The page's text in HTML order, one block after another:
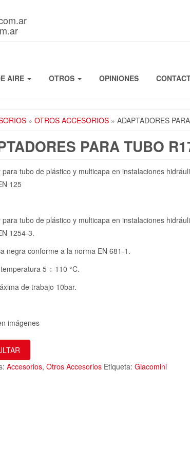
AIRE OTROS OPINIONES
» OTROS ACCESORIOS » ADAPTADORES
PARA TUBO
para tubo de plástico y multicapa en instalaciones
125
para tubo de plástico y multicapa en instalaciones
1254-3.
negra conforme a la norma EN 681-1.
5 ÷ 110 °C.
de trabajo 10bar.
imágenes
Accesorios, Otros Accesorios Etiqueta: Giacomini